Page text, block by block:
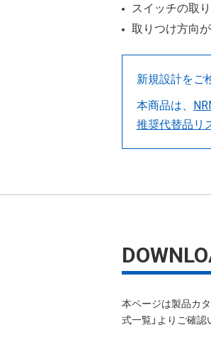
スイッチの取
取りつけ方向
新規設計をご
本商品は、
推奨代替品リ
本ページは製品カ
式一覧」よりご確認